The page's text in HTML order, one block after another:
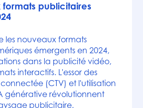
formats publicitaires
les nouveaux formats
émergents en 2024,
dans la publicité vidéo,
interactifs. L'essor des
(CTV) et l'utilisation
générative révolutionnent
publicitaire.